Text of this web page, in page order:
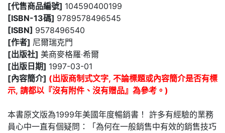
[代售商品編號] 104590400199
[ISBN-13碼] 9789578496545
[ISBN] 9578496540
[作者] 尼爾瑞克門
[出版社] 美商麥格羅‧希爾
[出版日期] 1997-03-01
[內容簡介] (出版商制式文字, 不論標題或內容簡介是否有標
示, 請都以『沒有附件、沒有贈品』為參考。)
本書原文版為1999年美國年度暢銷書！ 許多有經驗的業務
員心中一直有個疑問：「為何在一般銷售中有效的銷售技巧